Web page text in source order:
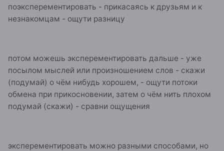
поэксперементировать - прикасаясь к друзьям и к
незнакомцам - ощути разницу
потом можешь эксперементировать дальше - уже
посылом мыслей или произношением слов - скажи
(подумай) о чём нибудь хорошем, - ощути потоки
обмена при прикосновении, затем о чём нить плохом
подумай (скажи) - сравни ощущения
эксперементировать можно разными способами, но